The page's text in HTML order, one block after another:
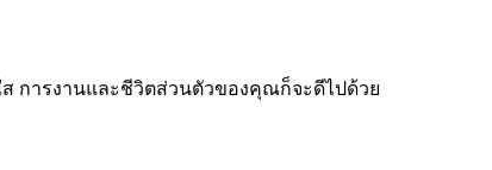
การงานและชีวิตส่วนตัวของคุณก็จะดีไปด้วย